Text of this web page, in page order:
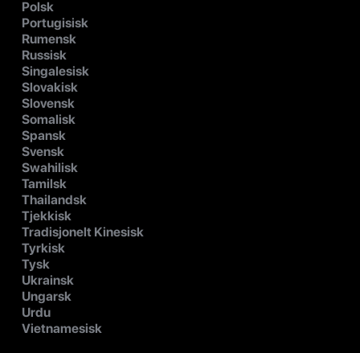
Polsk
Portugisisk
Rumensk
Russisk
Singalesisk
Slovakisk
Slovensk
Somalisk
Spansk
Svensk
Swahilisk
Tamilsk
Thailandsk
Tjekkisk
Tradisjonelt Kinesisk
Tyrkisk
Tysk
Ukrainsk
Ungarsk
Urdu
Vietnamesisk